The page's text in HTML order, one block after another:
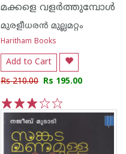
മക്കളെ വളര്‍ത്തുമ്പോള്‍
മുരളീധരന്‍ മുല്ലമറ്റം
Haritham Books
Add to Cart
Rs 210.00 Rs 195.00
5
4
3
2
1